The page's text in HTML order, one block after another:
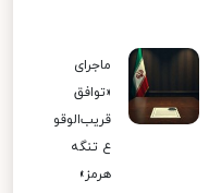
ماجرای
«توافق
قریب‌الوقو
ع تنگه
هرمز»